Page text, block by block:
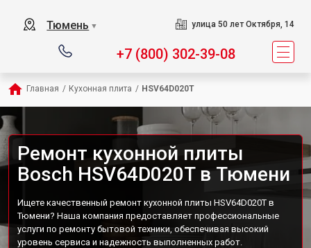
Тюмень ▼ улица 50 лет Октября, 14
+7 (800) 302-39-08
Главная / Кухонная плита / HSV64D020T
Ремонт кухонной плиты
Bosch HSV64D020T в Тюмени
Ищете качественный ремонт кухонной плиты HSV64D020T в
Тюмени? Наша компания предоставляет профессиональные
услуги по ремонту бытовой техники, обеспечивая высокий
уровень сервиса и надежность выполненных работ.